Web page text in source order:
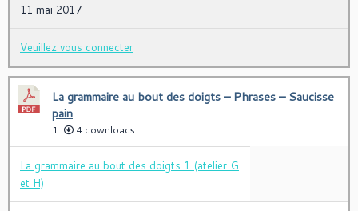
11 mai 2017
Veuillez vous connecter
La grammaire au bout des doigts – Phrases – Saucisse
pain
1 4 downloads
La grammaire au bout des doigts 1 (atelier G
et H)